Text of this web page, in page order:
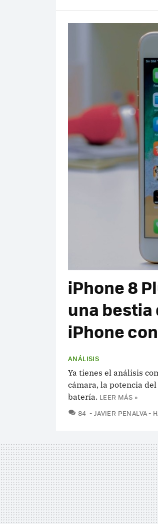
iPhone 8
una bestia
iPhone
ANÁLISIS
Ya tienes el análisis
cámara, la potencia
batería. LEER MÁS »
84 COMENTARIOS
JAVIER PENALVA